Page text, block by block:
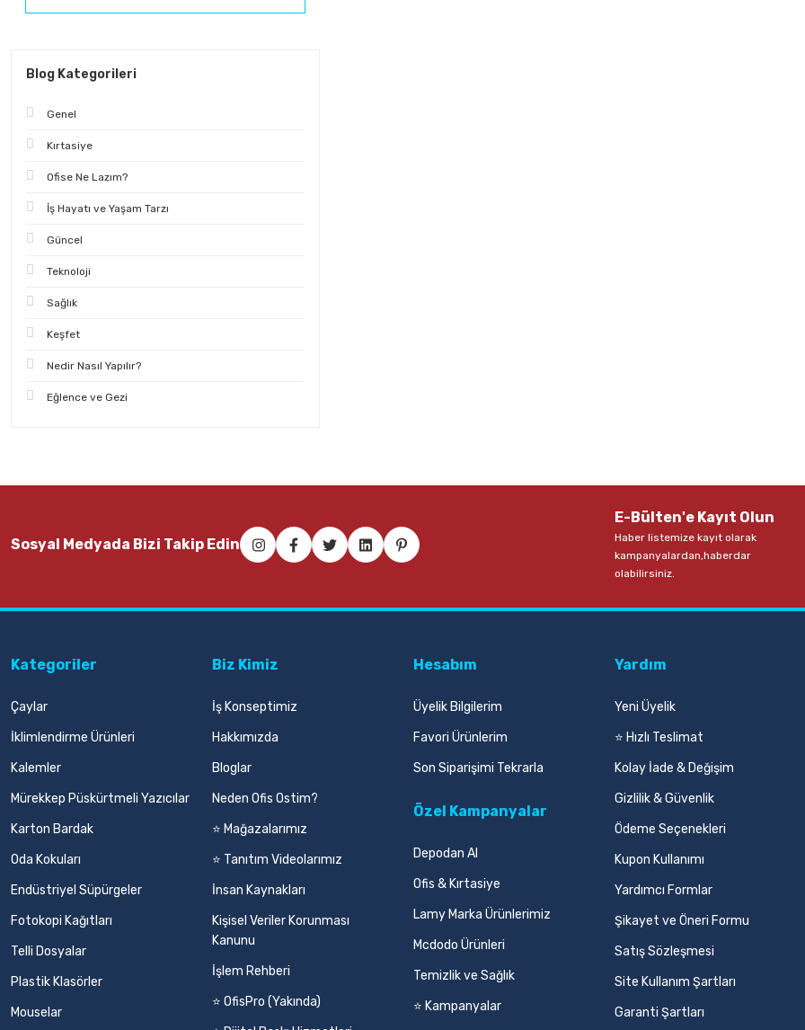
Blog Kategorileri
Genel
Kırtasiye
Ofise Ne Lazım?
İş Hayatı ve Yaşam Tarzı
Güncel
Teknoloji
Sağlık
Keşfet
Nedir Nasıl Yapılır?
Eğlence ve Gezi
Sosyal Medyada Bizi Takip Edin
E-Bülten'e Kayıt Olun
Haber listemize kayıt olarak
kampanyalardan,haberdar
olabilirsiniz.
Kategoriler
Çaylar
İklimlendirme Ürünleri
Kalemler
Mürekkep Püskürtmeli Yazıcılar
Karton Bardak
Oda Kokuları
Endüstriyel Süpürgeler
Fotokopi Kağıtları
Telli Dosyalar
Plastik Klasörler
Mouselar
Biz Kimiz
İş Konseptimiz
Hakkımızda
Bloglar
Neden Ofis Ostim?
⭐ Mağazalarımız
⭐ Tanıtım Videolarımız
İnsan Kaynakları
Kişisel Veriler Korunması
Kanunu
İşlem Rehberi
⭐ OfisPro (Yakında)
Hesabım
Üyelik Bilgilerim
Favori Ürünlerim
Son Siparişimi Tekrarla
Özel Kampanyalar
Depodan Al
Ofis & Kırtasiye
Lamy Marka Ürünlerimiz
Mcdodo Ürünleri
Temizlik ve Sağlık
⭐ Kampanyalar
Yardım
Yeni Üyelik
⭐ Hızlı Teslimat
Kolay İade & Değişim
Gizlilik & Güvenlik
Ödeme Seçenekleri
Kupon Kullanımı
Yardımcı Formlar
Şikayet ve Öneri Formu
Satış Sözleşmesi
Site Kullanım Şartları
Garanti Şartları